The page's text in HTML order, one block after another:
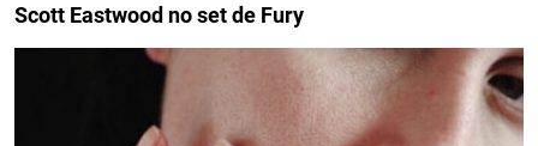
Scott Eastwood no set de Fury